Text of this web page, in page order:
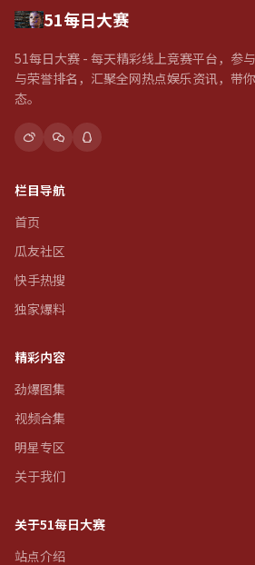
51每日大赛
51每日大赛 - 每天精彩线上竞赛平台，参
与荣誉排名，汇聚全网热点娱乐资讯，带
态。
栏目导航
首页
瓜友社区
快手热搜
独家爆料
精彩内容
劲爆图集
视频合集
明星专区
关于我们
关于51每日大赛
站点介绍